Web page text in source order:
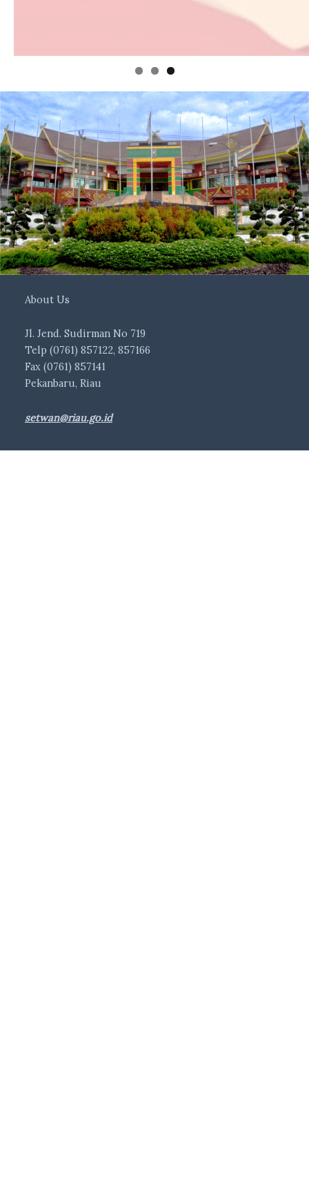
About Us
Jl. Jend. Sudirman No 719
Telp (0761) 857122, 857166
Fax (0761) 857141
Pekanbaru, Riau
setwan@riau.go.id